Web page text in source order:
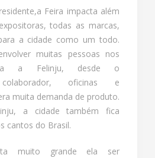
Feira impacta além
todas as marcas,
a cidade como um todo.
muitas pessoas nos
a Felinju, desde o
colaborador, oficinas e
muita demanda de produto.
a cidade também fica
cantos do Brasil.
muito grande ela ser